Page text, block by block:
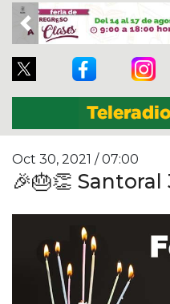
Previous
Oct 30, 2021 / 07:00
🎉🎂👏 Santoral